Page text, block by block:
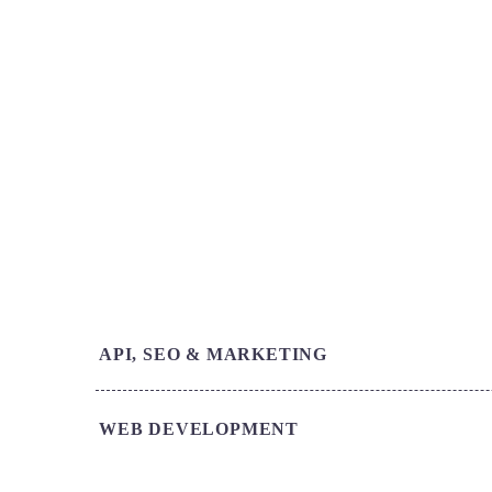
API, SEO & MARKETING
WEB DEVELOPMENT